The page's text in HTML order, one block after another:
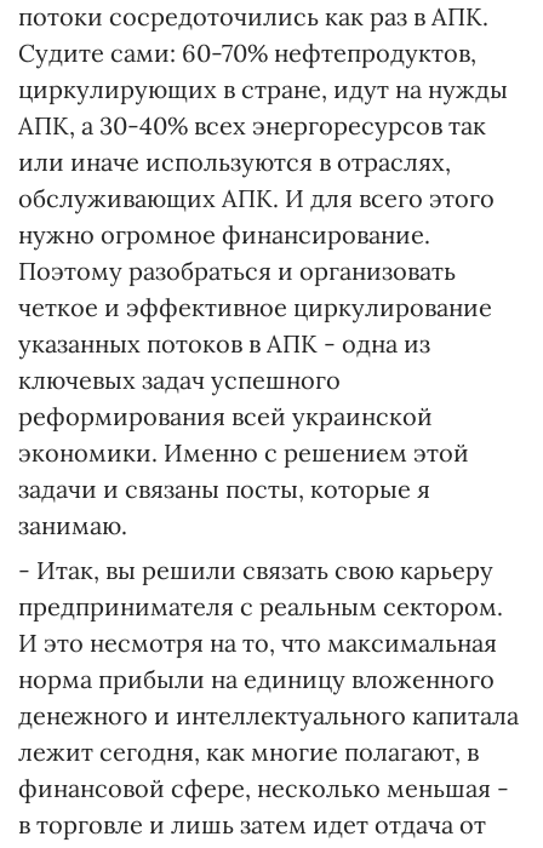
потоки сосредоточились как раз в АПК.
Судите сами: 60-70% нефтепродуктов,
циркулирующих в стране, идут на нужды
АПК, а 30-40% всех энергоресурсов так
или иначе используются в отраслях,
обслуживающих АПК. И для всего этого
нужно огромное финансирование.
Поэтому разобраться и организовать
четкое и эффективное циркулирование
указанных потоков в АПК - одна из
ключевых задач успешного
реформирования всей украинской
экономики. Именно с решением этой
задачи и связаны посты, которые я
занимаю.
- Итак, вы решили связать свою карьеру
предпринимателя с реальным сектором.
И это несмотря на то, что максимальная
норма прибыли на единицу вложенного
денежного и интеллектуального капитала
лежит сегодня, как многие полагают, в
финансовой сфере, несколько меньшая -
в торговле и лишь затем идет отдача от